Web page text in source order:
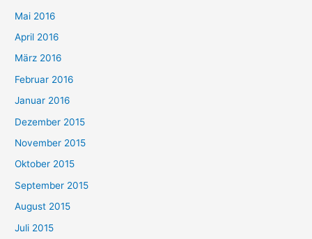
Mai 2016
April 2016
März 2016
Februar 2016
Januar 2016
Dezember 2015
November 2015
Oktober 2015
September 2015
August 2015
Juli 2015